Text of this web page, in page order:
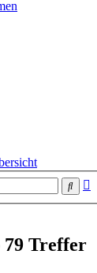
Suche
79 Treffer